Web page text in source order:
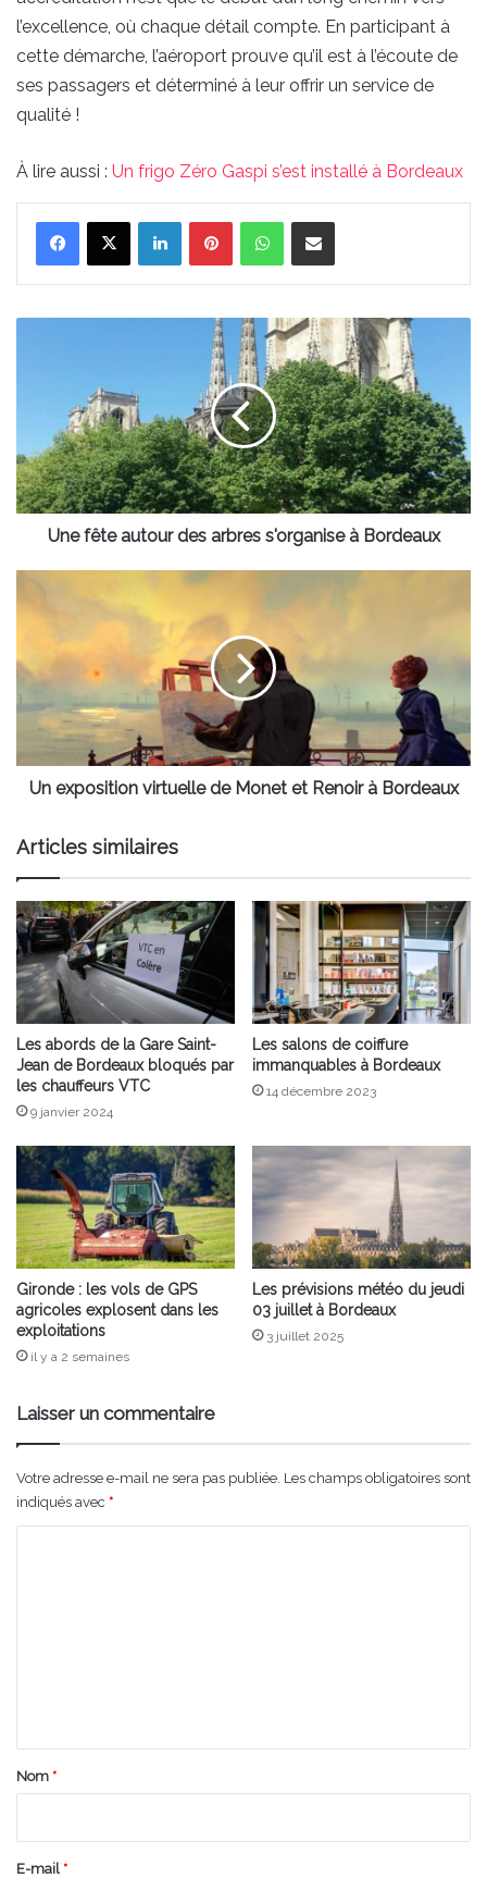
l’excellence, où chaque détail compte. En participant à
cette démarche, l’aéroport prouve qu’il est à l’écoute de
ses passagers et déterminé à leur offrir un service de
qualité !
À lire aussi : Un frigo Zéro Gaspi s’est installé à Bordeaux
LinkedinPinterestWhatsAppPartager par email
s'organise
à
Bordeaux
Une fête autour des arbres s'organise à Bordeaux
Monet
Renoir
Bordeaux
Un exposition virtuelle de Monet et Renoir à Bordeaux
Articles similaires
Les abords de la Gare Saint-
Jean de Bordeaux bloqués par
les chauffeurs VTC
9 janvier 2024
Les salons de coiffure
immanquables à Bordeaux
14 décembre 2023
Gironde : les vols de GPS
agricoles explosent dans les
exploitations
il y a 2 semaines
Les prévisions météo du jeudi
03 juillet à Bordeaux
3 juillet 2025
Laisser un commentaire
Votre adresse e-mail ne sera pas publiée. Les champs obligatoires sont
indiqués avec *
a
e
Nom *
E-mail *